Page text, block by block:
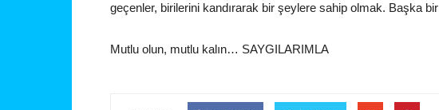
geçenler, birilerini kandırarak bir şeylere sahip olmak. Başka
Mutlu olun, mutlu kalın… SAYGILARIMLA